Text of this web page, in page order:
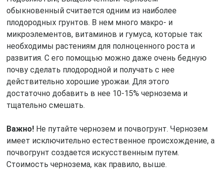
обыкновенный считается одним из наиболее
плодородных грунтов. В нем много макро- и
микроэлементов, витаминов и гумуса, которые так
необходимы растениям для полноценного роста и
развития. С его помощью можно даже очень бедную
почву сделать плодородной и получать с нее
действительно хорошие урожаи. Для этого
достаточно добавить в нее 10-15% чернозема и
тщательно смешать.
Важно!Не путайте чернозем и почвогрунт. Чернозем
имеет исключительно естественное происхождение, а
почвогрунт создается искусственным путем.
Стоимость чернозема, как правило, выше.